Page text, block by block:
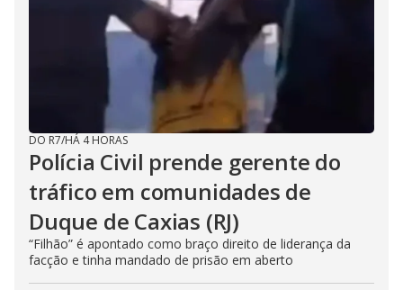
DO R7/HÁ 4 HORAS
Polícia Civil prende gerente do
tráfico em comunidades de
Duque de Caxias (RJ)
“Filhão” é apontado como braço direito de liderança da
facção e tinha mandado de prisão em aberto